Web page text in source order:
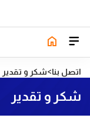
اتصل بنا شكر و تقدير
شكر و تقدير